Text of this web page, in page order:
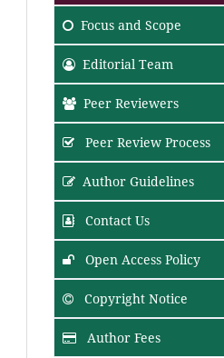
Focus and Scope
Editorial Team
Peer Reviewers
Peer Review Process
Author Guidelines
Contact Us
Open Access Policy
Copyright Notice
Author Fees